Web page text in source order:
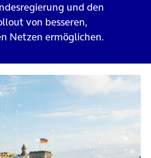
und den
von besseren,
Netzen ermöglichen.